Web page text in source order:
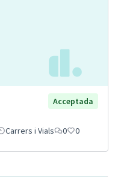
Acceptada
Carrers i Vials 0 0